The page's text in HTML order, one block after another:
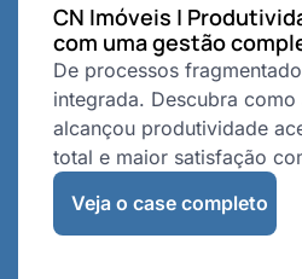
CN Imóveis |
com uma gestão
De processos
integrada. Descubra
alcançou produtividade
total e maior satisfação
Veja o case completo